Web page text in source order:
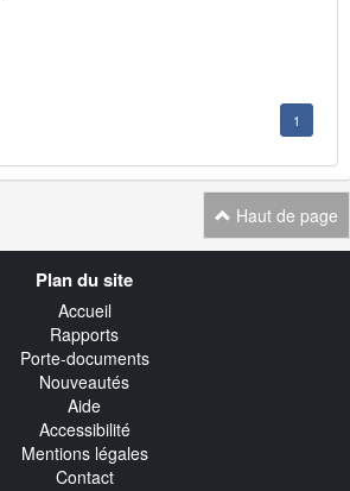
1
Haut de page
Plan du site
Accueil
Rapports
Porte-documents
Nouveautés
Aide
Accessibilité
Mentions légales
Contact